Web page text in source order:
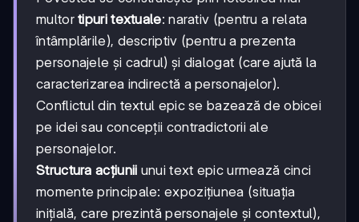
multortipuri textuale: narativ (pentru a relata
întâmplările), descriptiv (pentru a prezenta
personajele și cadrul) și dialogat (care ajută la
caracterizarea indirectă a personajelor).
Conflictul din textul epic se bazează de obicei
pe idei sau concepții contradictorii ale
personajelor.
Structura acțiunii unui text epic urmează cinci
momente principale: expoziţiunea (situația
inițială, care prezintă personajele și contextul),